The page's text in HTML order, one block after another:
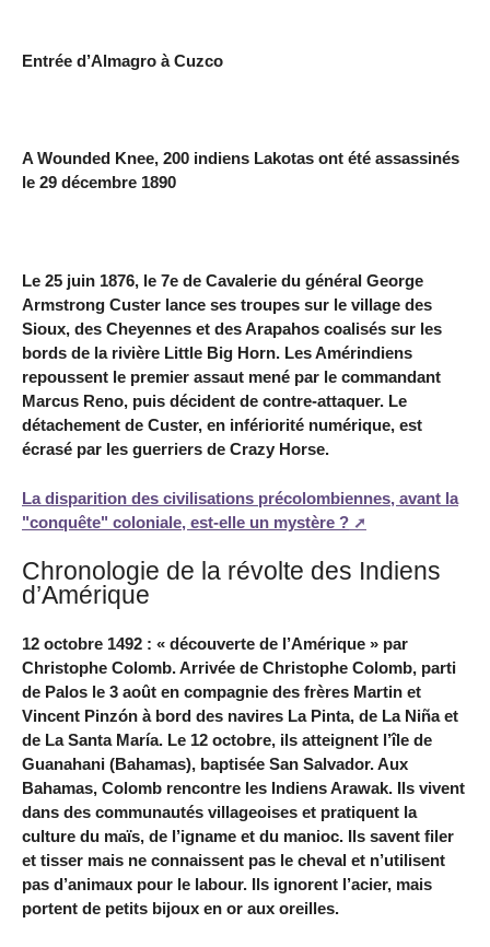
Entrée d’Almagro à Cuzco
A Wounded Knee, 200 indiens Lakotas ont été assassinés
le 29 décembre 1890
Le 25 juin 1876, le 7e de Cavalerie du général George
Armstrong Custer lance ses troupes sur le village des
Sioux, des Cheyennes et des Arapahos coalisés sur les
bords de la rivière Little Big Horn. Les Amérindiens
repoussent le premier assaut mené par le commandant
Marcus Reno, puis décident de contre-attaquer. Le
détachement de Custer, en infériorité numérique, est
écrasé par les guerriers de Crazy Horse.
La disparition des civilisations précolombiennes, avant la
"conquête" coloniale, est-elle un mystère ?
Chronologie de la révolte des Indiens
d’Amérique
12 octobre 1492 : « découverte de l’Amérique » par
Christophe Colomb. Arrivée de Christophe Colomb, parti
de Palos le 3 août en compagnie des frères Martin et
Vincent Pinzón à bord des navires La Pinta, de La Niña et
de La Santa María. Le 12 octobre, ils atteignent l’île de
Guanahani (Bahamas), baptisée San Salvador. Aux
Bahamas, Colomb rencontre les Indiens Arawak. Ils vivent
dans des communautés villageoises et pratiquent la
culture du maïs, de l’igname et du manioc. Ils savent filer
et tisser mais ne connaissent pas le cheval et n’utilisent
pas d’animaux pour le labour. Ils ignorent l’acier, mais
portent de petits bijoux en or aux oreilles.